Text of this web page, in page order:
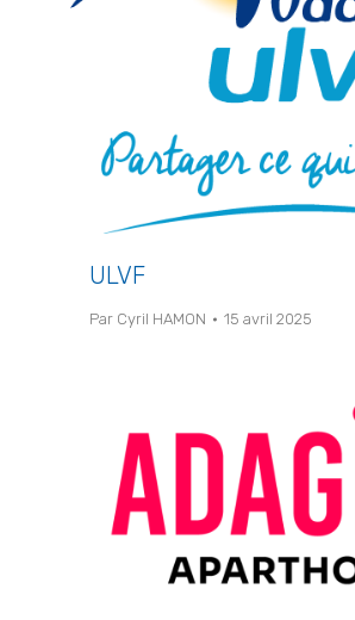
ULVF
Par Cyril HAMON 15 avril 2025